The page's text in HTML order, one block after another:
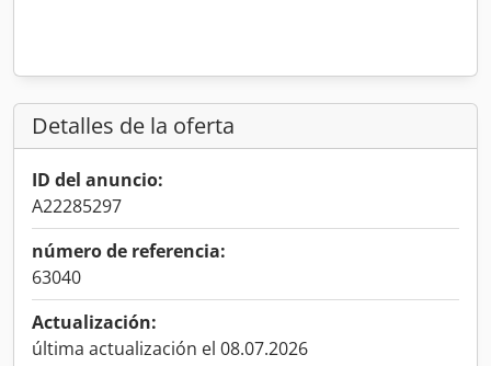
Detalles de la oferta
ID del anuncio:
A22285297
número de referencia:
63040
Actualización:
última actualización el 08.07.2026